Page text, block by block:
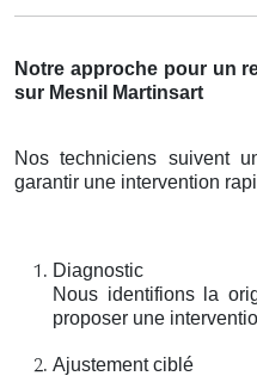
Notre approche pour un
sur Mesnil Martinsart
Nos techniciens suivent
garantir une intervention
Diagnostic
Nous identifions la
proposer une
Ajustement ciblé